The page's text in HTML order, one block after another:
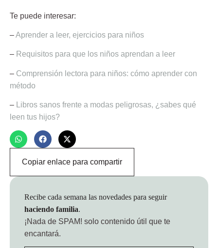
Te puede interesar:
–Aprender a leer, ejercicios para niños
– Requisitos para que los niños aprendan a leer
– Comprensión lectora para niños: cómo aprender con
método
–
Libros sanos frente a modas peligrosas, ¿sabes qué
leen tus hijos?
Copiar enlace para compartir
Recibe cada semana las novedades para seguir
haciendo familia.
¡Nada de SPAM! solo contenido útil que te
encantará.